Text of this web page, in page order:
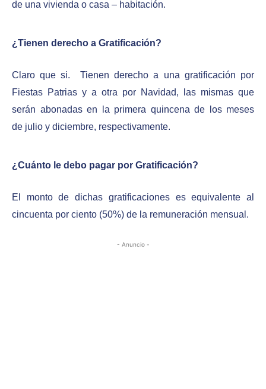
de una vivienda o casa – habitación.
¿Tienen derecho a Gratificación?
Claro que si. Tienen derecho a una gratificación por
Fiestas Patrias y a otra por Navidad, las mismas que
serán abonadas en la primera quincena de los meses
de julio y diciembre, respectivamente.
¿Cuánto le debo pagar por Gratificación?
El monto de dichas gratificaciones es equivalente al
cincuenta por ciento (50%) de la remuneración mensual.
- Anuncio -